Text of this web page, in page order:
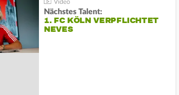
Nächstes Talent:
1. FC KÖLN VERPFLICHTET
NEVES